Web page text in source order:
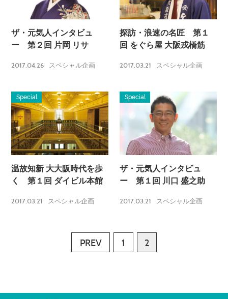
ザ・元気人インタビュ
ー 第２回 片岡 リサ
2017.04.26 スペシャル企画
探訪・浪速の名匠 第１
回 をぐら屋 大阪戎橋筋
2017.03.21 スペシャル企画
Special
温故知新 大大阪時代を歩
く 第１回 ダイビル本館
2017.03.21 スペシャル企画
Special
ザ・元気人インタビュ
ー 第１回 川口 盛之助
2017.03.21 スペシャル企画
PREV 1 2